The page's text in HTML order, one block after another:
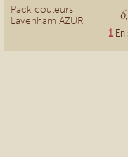
Pack couleurs
Lavenham AZUR
1 En